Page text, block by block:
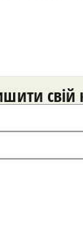
свій